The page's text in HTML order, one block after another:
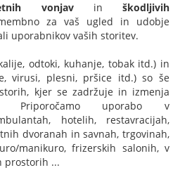
vonjavin škodljivih
za vaš ugled in udobje
uporabnikov vaših storitev.
odtoki, kuhanje, tobak itd.) in
virusi, plesni, pršice itd.) so še
kjer se zadržuje in izmenja
uporabo v
hotelih, restavracijah,
dvoranah in savnah, trgovinah,
manikuro, frizerskih salonih, v
prostorih ...